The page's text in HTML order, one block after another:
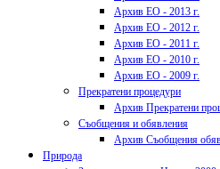
Архив ЕО - 2013 г.
Архив ЕО - 2012 г.
Архив ЕО - 2011 г.
Архив ЕО - 2010 г.
Архив ЕО - 2009 г.
Прекратени процедури
Архив Прекратени
Съобщения и обявления
Архив Съобщения
Природа